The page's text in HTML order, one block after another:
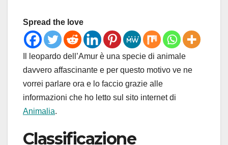
Spread the love
Il leopardo dell’Amur è una specie di animale
davvero affascinante e per questo motivo ve ne
vorrei parlare ora e lo faccio grazie alle
informazioni che ho letto sul sito internet di
Animalia.
Classificazione